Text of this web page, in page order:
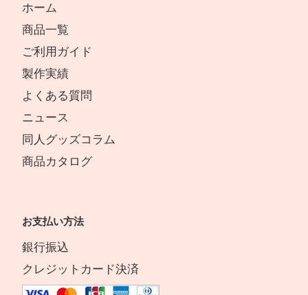
ホーム
商品一覧
ご利用ガイド
製作実績
よくある質問
ニュース
同人グッズコラム
商品カタログ
お支払い方法
銀行振込
クレジットカード決済